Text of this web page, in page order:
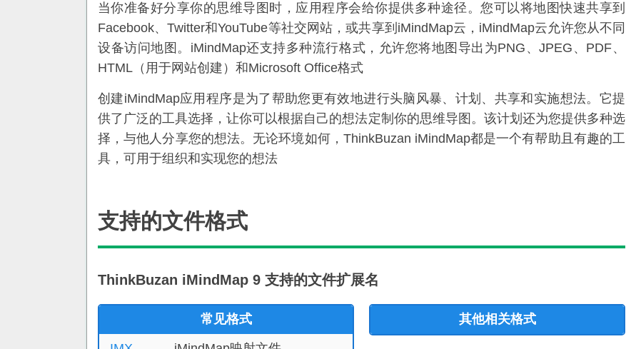
当你准备好分享你的思维导图时，应用程序会给你提供多种途径。您可以将地图快速共享到
Facebook、Twitter和YouTube等社交网站，或共享到iMindMap云，iMindMap云允许您从不同
设备访问地图。iMindMap还支持多种流行格式，允许您将地图导出为PNG、JPEG、PDF、
HTML（用于网站创建）和Microsoft Office格式
创建iMindMap应用程序是为了帮助您更有效地进行头脑风暴、计划、共享和实施想法。它提
供了广泛的工具选择，让你可以根据自己的想法定制你的思维导图。该计划还为您提供多种选
择，与他人分享您的想法。无论环境如何，ThinkBuzan iMindMap都是一个有帮助且有趣的工
具，可用于组织和实现您的想法
支持的文件格式
ThinkBuzan iMindMap 9 支持的文件扩展名
常见格式 其他相关格式